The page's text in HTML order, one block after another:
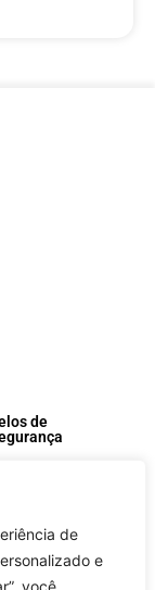
de
e
você
de